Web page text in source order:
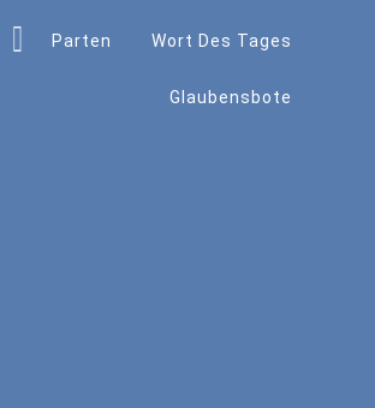
Parten Wort Des Tages
Glaubensbote